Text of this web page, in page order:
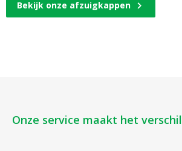
Bekijk onze afzuigkappen
Onze service maakt het verschil